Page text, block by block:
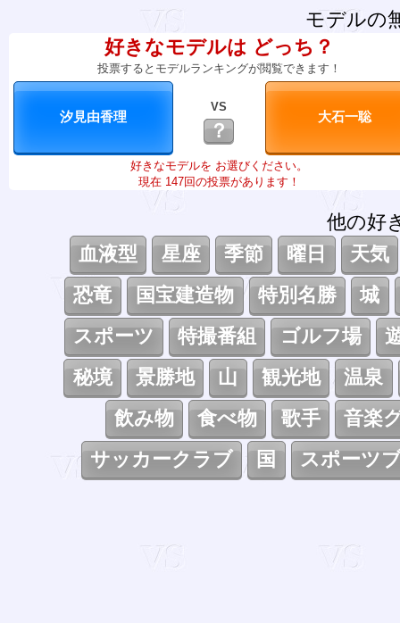
モデルの
好きなモデルは どっち？
投票するとモデルランキングが閲覧できます！
VS
？
好きなモデルを お選びください。
現在 147回の投票があります！
他の好
血液型
星座 季節 曜日
天気
恐竜
国宝建造物 特別名勝
城
スポーツ
特撮番組 ゴルフ場
秘境
景勝地 山 観光地
温泉
飲み物
食べ物 歌手
音楽
サッカークラブ
国 スポーツ